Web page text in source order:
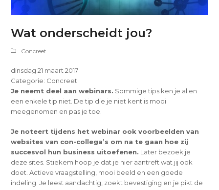
Wat onderscheidt jou?
Concreet
dinsdag 21 maart 2017
Categorie: Concreet
Je neemt deel aan webinars. Sommige tips ken je al en
een enkele tip niet. De tip die je niet kent is mooi
meegenomen en pas je toe.
Je noteert tijdens het webinar ook voorbeelden van
websites van con-collega’s om na te gaan hoe zij
succesvol hun business uitoefenen. Later bezoek je
deze sites. Stiekem hoop je dat je hier aantreft wat jij ook
doet. Actieve vraagstelling, mooi beeld en een goede
indeling. Je leest aandachtig, zoekt bevestiging en je pikt de